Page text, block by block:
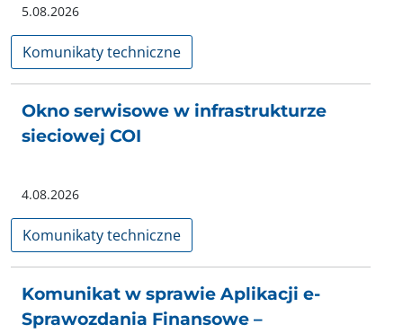
5.08.2026
Komunikaty techniczne
Okno serwisowe w infrastrukturze
sieciowej COI
4.08.2026
Komunikaty techniczne
Komunikat w sprawie Aplikacji e-
Sprawozdania Finansowe –